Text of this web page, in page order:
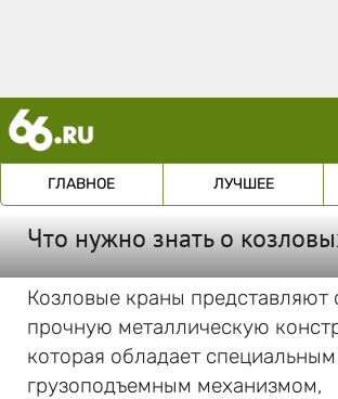
ГЛАВНОЕ ЛУЧШЕЕ
Что нужно знать о
Козловые краны представляют
прочную металлическую
которая обладает специальным
грузоподъемным механизмом,